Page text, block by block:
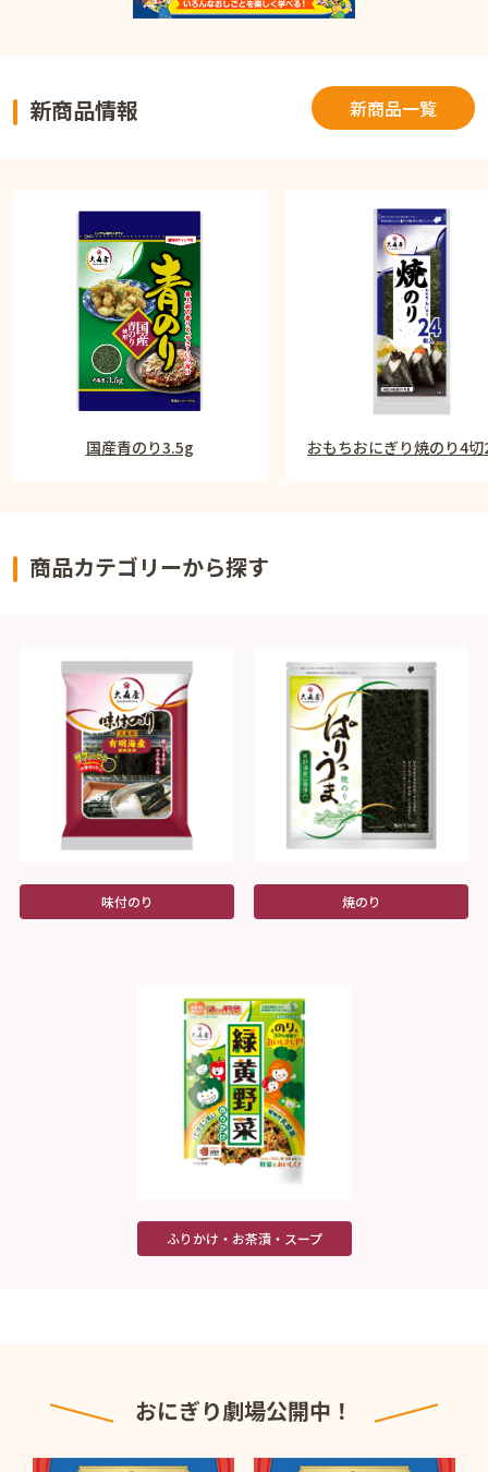
新商品情報
国産青のり3.5g おもちおにぎり焼のり4
新商品一覧
商品カテゴリーから探す
味付のり 焼のり
ふりかけ・お茶漬・スープ
おにぎり劇場公開中！